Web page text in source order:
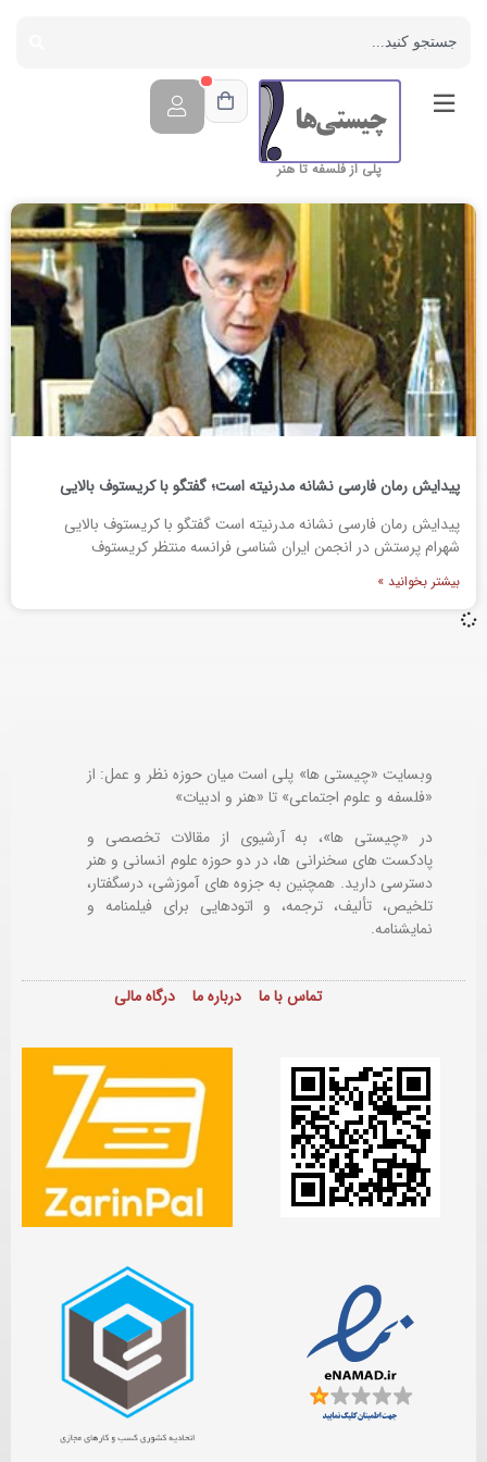
پلی از فلسفه تا هنر
پیدایش رمان فارسی نشانه مدرنیته است؛ گفتگو با کریستوف بالایی
پیدایش رمان فارسی نشانه مدرنیته است گفتگو با کریستوف بالایی
شهرام پرستش در انجمن ایران شناسی فرانسه منتظر کریستوف
بیشتر بخوانید »
وبسایت «چیستی ها» پلی است میان حوزه نظر و عمل: از
«فلسفه و علوم اجتماعی» تا «هنر و ادبیات»
در «چیستی ها»، به آرشیوی از مقالات تخصصی و
پادکست های سخنرانی ها، در دو حوزه علوم انسانی و هنر
دسترسی دارید. همچنین به جزوه های آموزشی، درسگفتار،
تلخیص، تألیف، ترجمه، و اتودهایی برایفیلمنامه و
نمایشنامه.
تماس با ما درباره ما درگاه مالی